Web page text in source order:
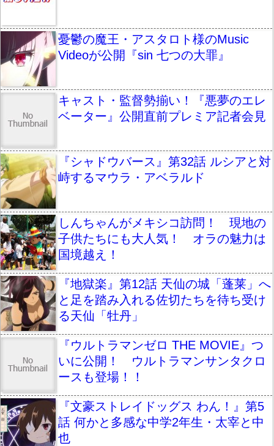
憂鬱の魔王・アスタロト様のMusic
Videoが公開『sin 七つの大罪』
キャスト・監督勢揃い！『悪夢のエレ
ベーター』公開直前プレミア記者会見
『シャドウバース』第32話 ルシアと対
峙するマウラ・アベラルド
しんちゃんがメキシコ訪問！ 現地の
子供たちにも大人気！ オラの魅力は
国境越え！
『地獄楽』第12話 天仙の城「蓬莱」へ
と足を踏み入れる佐切たちを待ち受け
る天仙「牡丹」
『ウルトラマンゼロ THE MOVIE』つ
いに公開！ ウルトラマンサンタクロ
ースも登場！！
『文豪ストレイドッグス わん！』第5
話 何かと多感な中学2年生・太宰と中
也